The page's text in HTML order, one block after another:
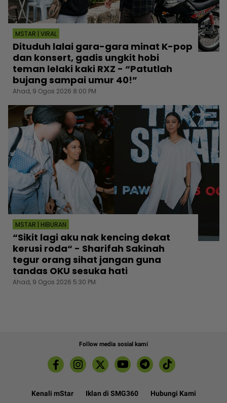
MSTAR | VIRAL
Dituduh lalai gara-gara minat K-pop
dan konsert, gadis ungkit hobi
teman lelaki kaki RXZ - “Patutlah
bujang sampai umur 40!”
Ahad, 9 Ogos 2026 8:00 PM
MSTAR | HIBURAN
“Sikit lagi aku nak kencing dekat
kerusi roda“ - Sharifah Sakinah
tegur orang sihat jangan guna
tandas OKU sesuka hati
Ahad, 9 Ogos 2026 5:30 PM
Follow media sosial kami
Kenali mStar Iklan di SMG360 Hubungi Kami